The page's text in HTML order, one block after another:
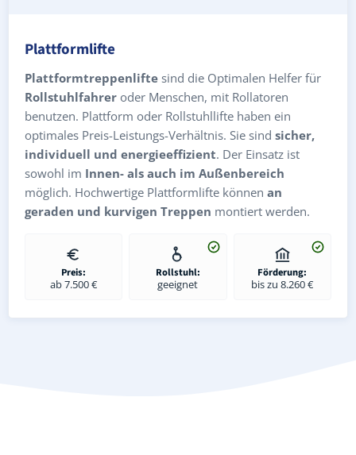
Plattformlifte
Plattformtreppenlifte sind die Optimalen Helfer für
Rollstuhlfahrer oder Menschen, mit Rollatoren
benutzen. Plattform oder Rollstuhllifte haben ein
optimales Preis-Leistungs-Verhältnis. Sie sind sicher,
individuell und energieeffizient. Der Einsatz ist
sowohl im Innen- als auch im Außenbereich
möglich. Hochwertige Plattformlifte können an
geraden und kurvigen Treppen montiert werden.
Preis:
ab 7.500 €
Rollstuhl:
geeignet
Förderung:
bis zu 8.260 €